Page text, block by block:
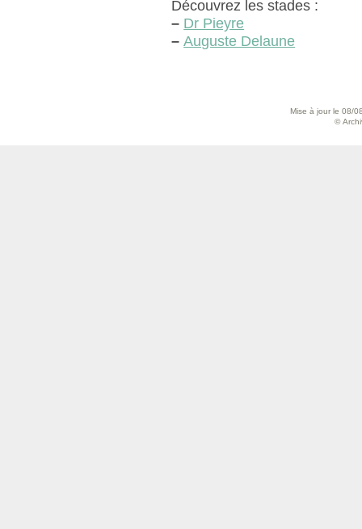
Découvrez les stades :
– Dr Pieyre
– Auguste Delaune
Mise à jour le 08/
©